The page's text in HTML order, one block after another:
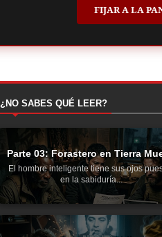
FIJAR A LA
¿NO SABES QUÉ LEER?
Parte 03: Forastero en Tierra
El hombre inteligente tiene sus ojos
en la sabiduría...